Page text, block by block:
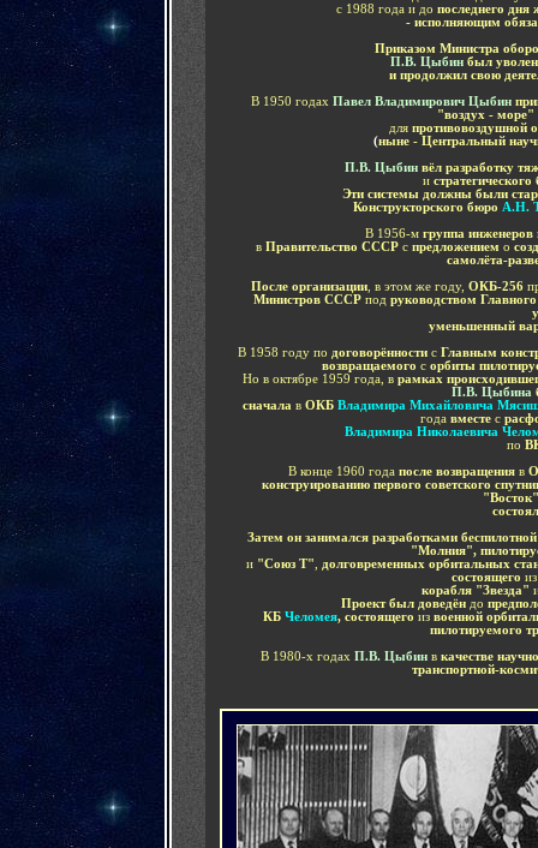
с 1988 года и до последнего
- исполняющим
Приказом Министра
П.В. Цыбин был
и продолжил свою
В 1950 годах Павел Владимирович Цыбин
"воздух - море"
для противовоздушной
(ныне - Центральный
П.В. Цыбинвёл разработку
и
Эти системы должны были
Конструкторского бюро А.Н.
В 1956-м группа инженеров
в Правительство СССР с предложением о
самолёта-
После организации, в этом же году, ОКБ-256
Министров СССР под руководством
уменьшенный
В 1958 году по договорённости с Главным
возвpащаемого с оpбиты
Но в октябре 1959 года, в рамках
П.В. Цыбина
сначала в ОКБ Владимира Михайловича
года вместе с
Владимира Николаевича
по
В конце 1960 года после возвращения в
конструированию первого советского
Затем он занимался разработками
"Молния",
и "Союз Т" долговременных орбитальных
состоящего из
корабля "Звезда"
Проект был доведён до
КБ Челомея, состоящего из военной
пилотируемого
В 1980-х годах П.В. Цыбин в качестве
транспортной-